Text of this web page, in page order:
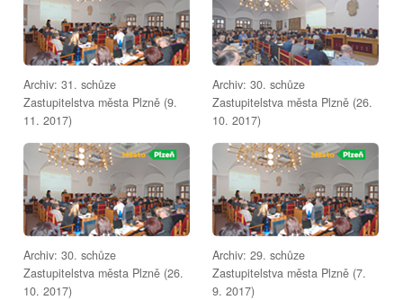
Archiv: 31. schůze
Zastupitelstva města Plzně (9.
11. 2017)
Archiv: 30. schůze
Zastupitelstva města Plzně (26.
10. 2017)
Archiv: 30. schůze
Zastupitelstva města Plzně (26.
10. 2017)
Archiv: 29. schůze
Zastupitelstva města Plzně (7.
9. 2017)